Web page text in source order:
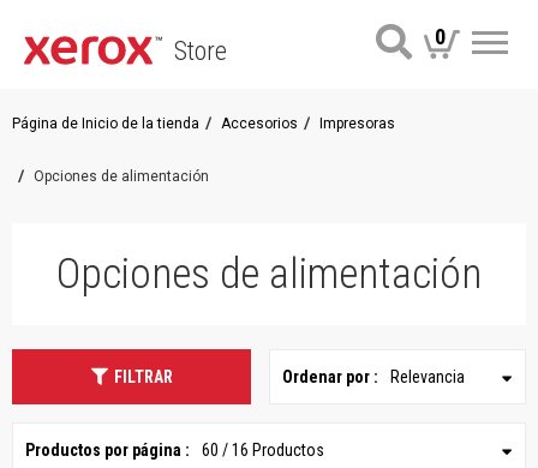
Store 0
Página de Inicio de la tienda Accesorios Impresoras
Opciones de alimentación
Opciones de alimentación
FILTRAR Ordenar por : Relevancia
Productos por página : 60 / 16 Productos